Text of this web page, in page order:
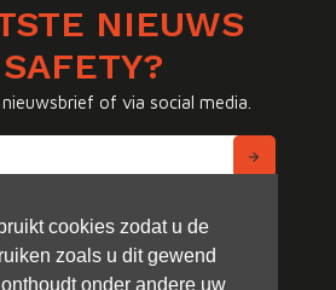
cookies zodat u de
zoals u dit gewend
onder andere uw
NIEUWS
of via social media.